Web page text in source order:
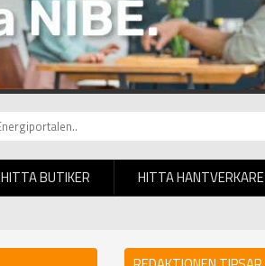
HITTA BUTIKER HITTA HANTVERKARE